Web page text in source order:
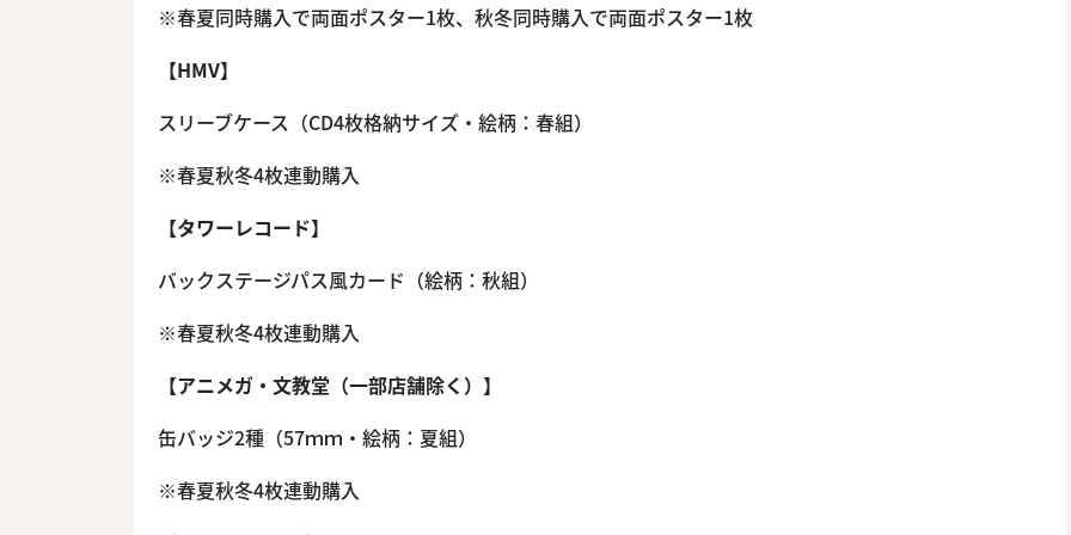
※春夏同時購入で両面ポスター1枚、秋冬同時購入で両面ポスター1枚
【HMV】
スリーブケース（CD4枚格納サイズ・絵柄：春組）
※春夏秋冬4枚連動購入
【タワーレコード】
バックステージパス風カード（絵柄：秋組）
※春夏秋冬4枚連動購入
【アニメガ・文教堂（一部店舗除く）】
缶バッジ2種（57ｍｍ・絵柄：夏組）
※春夏秋冬4枚連動購入